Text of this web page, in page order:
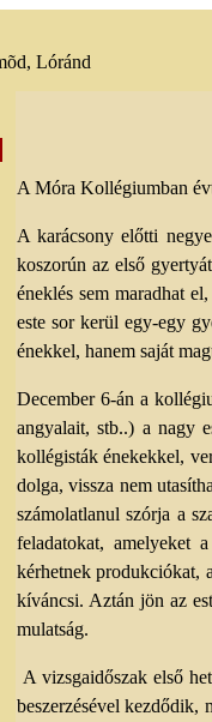
Lóránd
A Móra Kollégiumban
A karácsony előtti
koszorún az első
éneklés sem maradhat
este sor kerül egy-egy
énekkel, hanem saját
December 6-án a
angyalait, stb..) a nagy
kollégisták énekekkel,
dolga, vissza nem
számolatlanul szórja a
feladatokat, amelyeket
kérhetnek produkciókat,
kíváncsi. Aztán jön az
mulatság.
A vizsgaidőszak első
beszerzésével kezdődik,